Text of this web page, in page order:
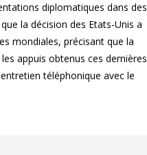
diplomatiques dans des
la décision des Etats-Unis a
mondiales, précisant que la
appuis obtenus ces dernières
téléphonique avec le